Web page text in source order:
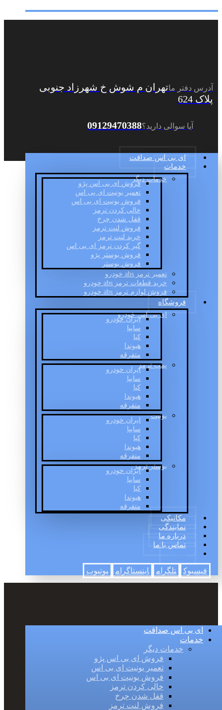
آدرس دفتر ماتهران م شوش خ شهرزاد جنوبی
پلاک 624
آیا سوالی دارید؟09129470388
ای بی اس صداقت
خدمات
خدمات دیگر
فروش ای بی اس پژو
تعمیر یونیت ای بی اس
فروش یونیت ای بی اس
خالی کردن ترمز
قفل شدن چرخ
فروش لنت ترمز
خرید لنت ترمز
گیر کردن ترمز ای بی اس
فروش بوستر پژو
فروش بوستر
تعمیر ترمز abs خودرو
خرید قطعات ترمز abs خودرو
فروش لوازم ترمز abs خودرو
فروشگاه
ای بی اس خودرو
ایران خودرو
سایپا
کیا
هیوندا
متفرقه
پمپ ترمز
ایران خودرو
سایپا
کیا
هیوندا
متفرقه
یونیت
ایران خودرو
سایپا
کیا
هیوندا
متفرقه
بوستر ترمز
ایران خودرو
سایپا
کیا
هیوندا
متفرقه
مکانیکی
نمایندگی
درباره ما
تماس با ما
فیسبوک تلگرام اینستاگرام یوتیوب
ای بی اس صداقت
خدمات
خدمات دیگر
فروش ای بی اس پژو
تعمیر یونیت ای بی اس
فروش یونیت ای بی اس
خالی کردن ترمز
قفل شدن چرخ
فروش لنت ترمز